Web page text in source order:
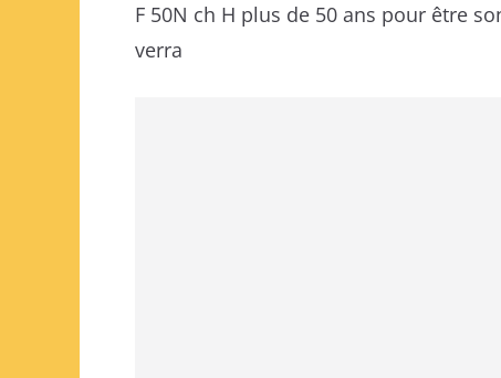
F 50N ch H plus de 50 ans pour être
verra